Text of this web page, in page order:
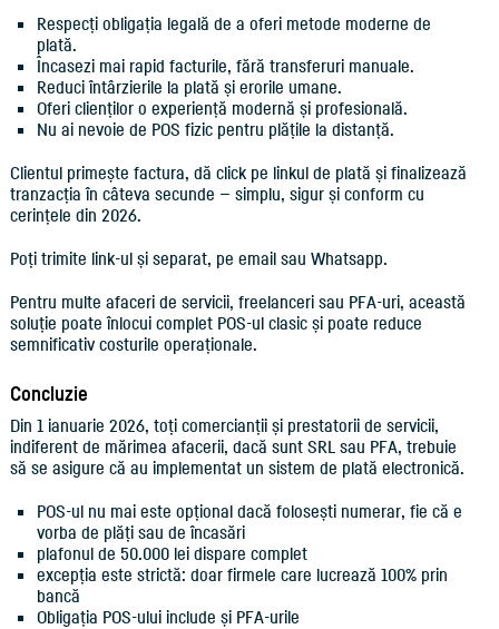
Respecți obligația legală de a oferi metode moderne de
plată.
Încasezi mai rapid facturile, fără transferuri manuale.
Reduci întârzierile la plată și erorile umane.
Oferi clienților o experiență modernă și profesională.
Nu ai nevoie de POS fizic pentru plățile la distanță.
Clientul primește factura, dă click pe linkul de plată și finalizează
tranzacția în câteva secunde — simplu, sigur și conform cu
cerințele din 2026.
Poți trimite link-ul și separat, pe email sau Whatsapp.
Pentru multe afaceri de servicii, freelanceri sau PFA-uri, această
soluție poate înlocui complet POS-ul clasic și poate reduce
semnificativ costurile operaționale.
Concluzie
Din 1 ianuarie 2026, toți comercianții și prestatorii de servicii,
indiferent de mărimea afacerii, dacă sunt SRL sau PFA, trebuie
să se asigure că au implementat un sistem de plată electronică.
POS-ul nu mai este opțional dacă folosești numerar, fie că e
vorba de plăți sau de încasări
plafonul de 50.000 lei dispare complet
excepția este strictă: doar firmele care lucrează 100% prin
bancă
Obligația POS-ului include și PFA-urile